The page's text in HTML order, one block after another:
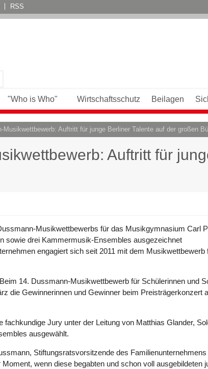
RSS
"Who is Who" Wirtschaftsschutz Beilagen
Musikwettbewerb: Auftritt für junge Berliner Talente auf der großen
Auftritt für
Musikwettbewerbs für das Musikgymnasium Carl
sowie drei Kammermusik-Ensembles ausgezeichnet
engagiert sich seit 2011 mit dem Musikwettbewerb
14. Dussmann-Musikwettbewerb für Schülerinnen und
die Gewinnerinnen und Gewinner beim
fachkundige Jury unter der Leitung von Matthias Glander,
ausgewählt.
Stiftungsratsvorsitzende des
wenn diese begabten und schon voll ausgebildeten